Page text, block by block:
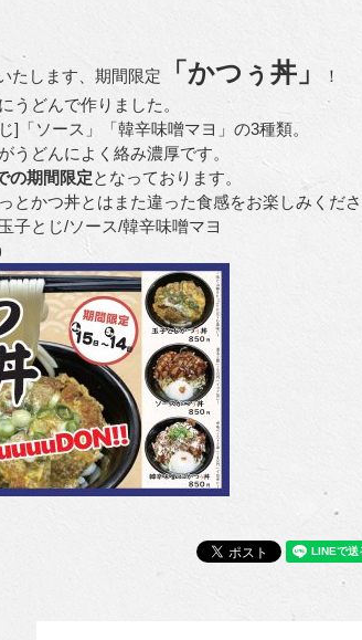
たします、期間限定 「かつぅ丼」
！
うどんで作りました。
]「ソース」「韓辛味噌マヨ」の3種類。
うどんによく絡み濃厚です。
の期間限定となっております。
とかつ丼とはまた違った食感をお楽しみくだ
子とじ/ソース/韓辛味噌マヨ